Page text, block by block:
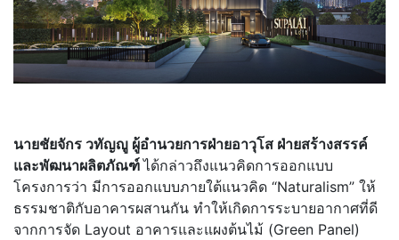
นายชัยจักร วทัญญู ผู้อำนวยการฝ่ายอาวุโส ฝ่ายสร้างสรรค์
และพัฒนาผลิตภัณฑ์ได้กล่าวถึงแนวคิดการออกแบบ
โครงการว่า มีการออกแบบภายใต้แนวคิด “Naturalism” ให้
ธรรมชาติกับอาคารผสานกัน ทำให้เกิดการระบายอากาศที่ดี
จากการจัด Layout อาคารและแผงต้นไม้ (Green Panel)